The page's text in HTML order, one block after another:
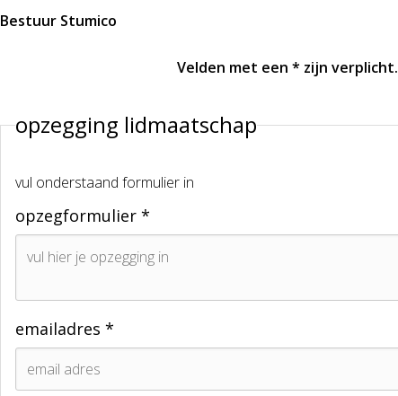
Bestuur Stumico
Velden met een * zijn verplicht.
opzegging lidmaatschap
vul onderstaand formulier in
opzegformulier *
emailadres *